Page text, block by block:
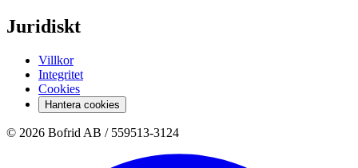
Juridiskt
Villkor
Integritet
Cookies
Hantera cookies
© 2026 Bofrid AB / 559513-3124